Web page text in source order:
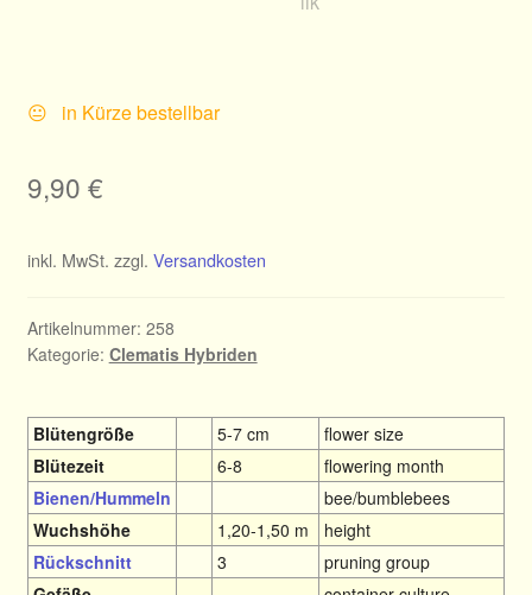
😐 in Kürze bestellbar
9,90 €
inkl. MwSt. zzgl. Versandkosten
Artikelnummer: 258
Kategorie: Clematis Hybriden
Blütengröße 5-7 cm
flower size
Blütezeit
6-8
flowering month
Bienen/Hummeln
bee/bumblebees
Wuchshöhe
1,20-1,50 m
height
Rückschnitt
3
pruning group